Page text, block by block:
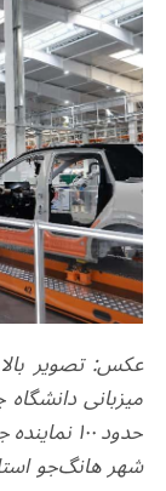
عکس: تصویر
شهر هانگ‌جو